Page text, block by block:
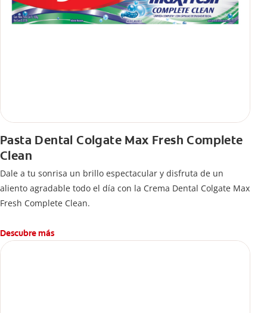
Pasta Dental Colgate Max Fresh Complete
Clean
Dale a tu sonrisa un brillo espectacular y disfruta de un
aliento agradable todo el día con la Crema Dental Colgate Max
Fresh Complete Clean.
Descubre más